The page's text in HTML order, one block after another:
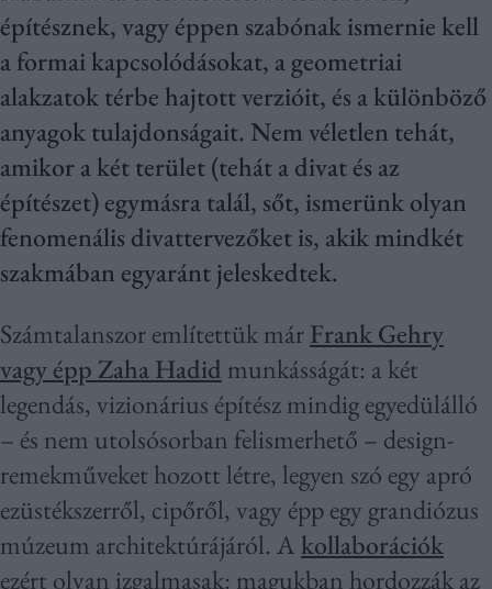
építésznek, vagy éppen szabónak ismernie kell
a formai kapcsolódásokat, a geometriai
alakzatok térbe hajtott verzióit, és a különböző
anyagok tulajdonságait. Nem véletlen tehát,
amikor a két terület (tehát a divat és az
építészet) egymásra talál, sőt, ismerünk olyan
fenomenális divattervezőket is, akik mindkét
szakmában egyaránt jeleskedtek.
Számtalanszor említettük márFrank Gehry
vagy épp Zaha Hadid munkásságát: a két
legendás, vizionárius építész mindig egyedülálló
– és nem utolsósorban felismerhető – design-
remekműveket hozott létre, legyen szó egy apró
ezüstékszerről, cipőről, vagy épp egy grandiózus
múzeum architektúrájáról. A kollaborációk
ezért olyan izgalmasak: magukban hordozzák az